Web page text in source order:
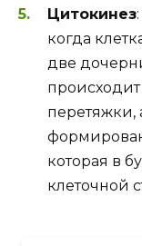
Цитокинез
когда
две
перетяжки,
которая в
клеточной